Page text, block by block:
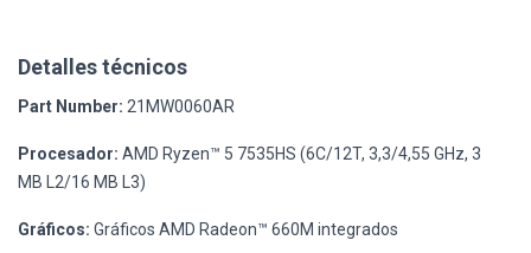
Detalles técnicos
Part Number: 21MW0060AR
Procesador: AMD Ryzen™ 5 7535HS (6C/12T, 3,3/4,55 GHz, 3
MB L2/16 MB L3)
Gráficos: Gráficos AMD Radeon™ 660M integrados